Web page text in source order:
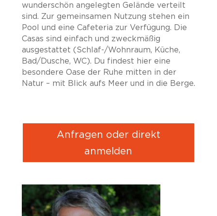
wunderschön angelegten Gelände verteilt
sind. Zur gemeinsamen Nutzung stehen ein
Pool und eine Cafeteria zur Verfügung. Die
Casas sind einfach und zweckmäßig
ausgestattet (Schlaf-/Wohnraum, Küche,
Bad/Dusche, WC). Du findest hier eine
besondere Oase der Ruhe mitten in der
Natur – mit Blick aufs Meer und in die Berge.
Anfragen oder direkt
anmelden